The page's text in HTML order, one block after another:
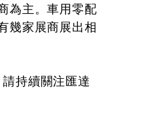
為主。車用零配
幾家展商展出相
持續關注匯達